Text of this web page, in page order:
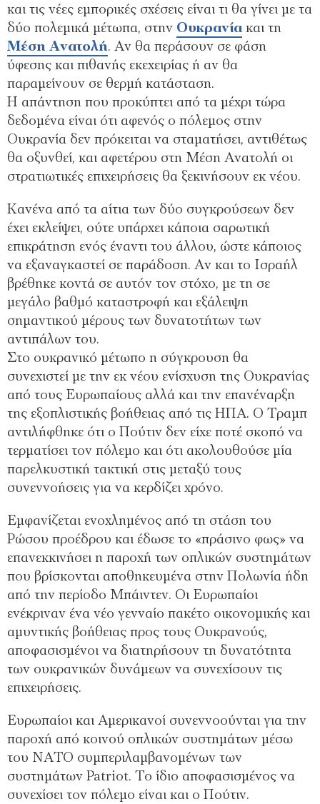
και τις νέες εμπορικές σχέσεις είναι τι θα γίνει με τα
δύο πολεμικά μέτωπα, στην Ουκρανία και τη
Μέση Ανατολή. Αν θα περάσουν σε φάση
ύφεσης και πιθανής εκεχειρίας ή αν θα
παραμείνουν σε θερμή κατάσταση.
Η απάντηση που προκύπτει από τα μέχρι τώρα
δεδομένα είναι ότι αφενός ο πόλεμος στην
Ουκρανία δεν πρόκειται να σταματήσει, αντιθέτως
θα οξυνθεί, και αφετέρου στη Μέση Ανατολή οι
στρατιωτικές επιχειρήσεις θα ξεκινήσουν εκ νέου.
Κανένα από τα αίτια των δύο συγκρούσεων δεν
έχει εκλείψει, ούτε υπάρχει κάποια σαρωτική
επικράτηση ενός έναντι του άλλου, ώστε κάποιος
να εξαναγκαστεί σε παράδοση. Αν και το Ισραήλ
βρέθηκε κοντά σε αυτόν τον στόχο, με τη σε
μεγάλο βαθμό καταστροφή και εξάλειψη
σημαντικού μέρους των δυνατοτήτων των
αντιπάλων του.
Στο ουκρανικό μέτωπο η σύγκρουση θα
συνεχιστεί με την εκ νέου ενίσχυση της Ουκρανίας
από τους Ευρωπαίους αλλά και την επανέναρξη
της εξοπλιστικής βοήθειας από τις ΗΠΑ. Ο Τραμπ
αντιλήφθηκε ότι ο Πούτιν δεν είχε ποτέ σκοπό να
τερματίσει τον πόλεμο και ότι ακολουθούσε μία
παρελκυστική τακτική στις μεταξύ τους
συνεννοήσεις για να κερδίζει χρόνο.
Εμφανίζεται ενοχλημένος από τη στάση του
Ρώσου προέδρου και έδωσε το «πράσινο φως» να
επανεκκινήσει η παροχή των οπλικών συστημάτων
που βρίσκονται αποθηκευμένα στην Πολωνία ήδη
από την περίοδο Μπάιντεν. Οι Ευρωπαίοι
ενέκριναν ένα νέο γενναίο πακέτο οικονομικής και
αμυντικής βοήθειας προς τους Ουκρανούς,
αποφασισμένοι να διατηρήσουν τη δυνατότητα
των ουκρανικών δυνάμεων να συνεχίσουν τις
επιχειρήσεις.
Ευρωπαίοι και Αμερικανοί συνεννοούνται για την
παροχή από κοινού οπλικών συστημάτων μέσω
του ΝΑΤΟ συμπεριλαμβανομένων των
συστημάτων Patriot. Το ίδιο αποφασισμένος να
συνεχίσει τον πόλεμο είναι και ο Πούτιν.